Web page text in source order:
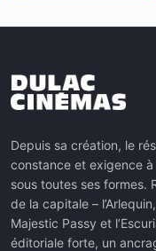
Depuis sa création, le
constance et exigence
sous toutes ses formes.
de la capitale –
Majestic Passy et
éditoriale forte, un